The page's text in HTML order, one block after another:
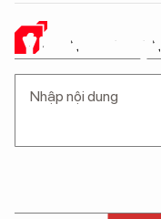
Ý KIẾN CỦA BẠN